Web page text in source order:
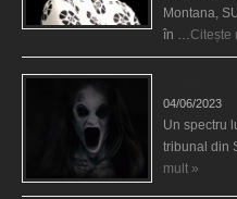
Montana,
în … Citește
04/06/2023
Un spectru
tribunal din
mult »